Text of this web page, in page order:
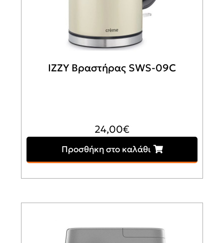
IZZY Βραστήρας SWS-09C
24,00€
Προσθήκη στο καλάθι